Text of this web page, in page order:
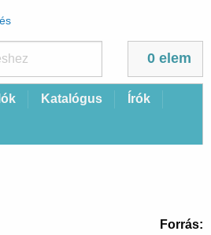
0 elem
Katalógus Írók
Forrás